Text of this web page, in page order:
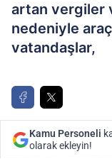
artan vergiler
nedeniyle
vatandaşlar,
Kamu Personeli
olarak ekleyin!